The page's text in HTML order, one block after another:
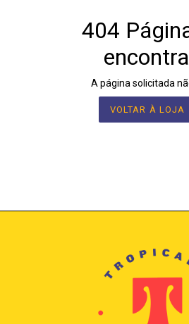
404
A página solicitada
VOLTAR À LOJA